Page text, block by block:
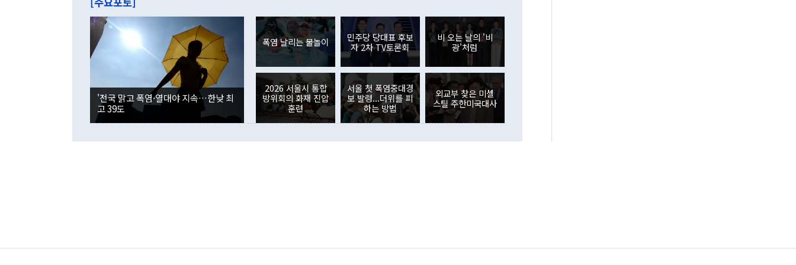
이 9월 러시아 블라디보스토크에서 열리는 '동방경제포럼(EEF)'을 언급하
며 "정부 차원에서 (참석을) 검토하고 있다"고 발언한 데 대해서도 조 장관
은 "그것은 외교부의 몫"이라며 "아직 거기까지 진도가 나가지 않았다"고
잘랐다. 정 장관이 이날 소개한 대북 구상과 설명은 정부 내 조율을 거치지
않았다는 점에서 문제가 있다. 특히 주적 표현 대체와 국호 사용, 9·19 군
사합의 복원, 4자회담 추진 등은 통일부 장관이 결정할 사안이 아니어서 월
권이라는 지적이 나오고 있다. 이 대통령은 정 장관의 업무보고를 듣고 난
뒤 "여기 업무보고에 발표했다고 승인난 건 아니다"라고 재차 확인했다. 정
부의 한 소식통은 "정 장관의 발언 내용은 대부분 국가안전보장회의(NSC)
를 거쳐 결정된 사안이 아닌 정 장관의 개인적 생각에 가깝다"며 "안보 관
련 부처 장관이 정부의 공식 정책이 아닌 사안을 추진하겠다고 업무보고를
하고 대통령의 면전에서 '국군통수권자가 나서야 한다'고 주장한 것은 심각
이나 미국은 북한에 선비핵화를 공식적으로 요구한 적이 없기 때문이다. 지
였던 올해 3월(369억9000만달러)을 넘어선 것이다. 직접투자에서는 내국
인의 해외투자가 80억1000만달러, 외국인의 국내투자가 46억3000만달러
각각 증가했다. 증권투자에서는 외국인의 국내 주식 매도세가 이어졌다. 외
국인의 국내 주식 투자는 차익실현 매도 등의 영향으로 316억1000만달러
감소하며 전월(-310억5000만달러)에 이어 역대 최대 순매도 기록을 다시
경신했다. 외국인의 국내 채권투자는 세계국채지수(WGBI) 자금 유입에도
분기 말 만기도래 영향으로 증가 폭이 줄어든 52억9000만달러를 기록했
다. 내국인의 해외 증권투자는 주식을 중심으로 35억6000만달러 증가했
다. eoyn2@newspim.com
'전국 맑고 폭염·열대야 지속…한낮 최
고 39도
폭염 날리는 물놀이
민주당 당대표 후보
자 2차 TV토론회
비 오는 날의 '비
광'처럼
2026 서울시 통합
방위회의 화재 진압
훈련
서울 첫 폭염중대경
보 발령...더위를 피
하는 방법
외교부 찾은 미셸
스틸 주한미국대사